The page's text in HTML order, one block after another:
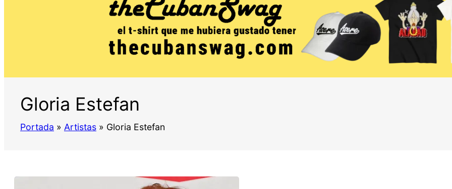
Gloria Estefan
Portada » Artistas » Gloria Estefan